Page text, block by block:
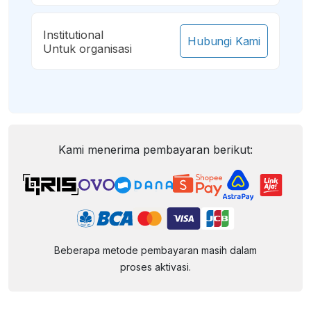
Institutional
Untuk organisasi
Hubungi Kami
Kami menerima pembayaran berikut:
Beberapa metode pembayaran masih dalam
proses aktivasi.